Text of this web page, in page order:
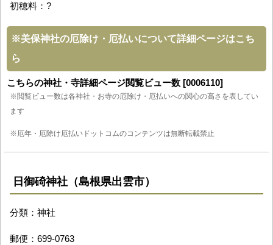
初穂料：?
※美保神社の厄除け・厄払いについて詳細ページはこち
ら
こちらの神社・寺詳細ページ閲覧ビュー数 [0006110]
※閲覧ビュー数は各神社・お寺の厄除け・厄払いへの関心の高さを表してい
ます
※厄年・厄除け厄払いドットコムのコンテンツは無断転載禁止
日御碕神社（島根県出雲市）
分類：神社
郵便：699-0763